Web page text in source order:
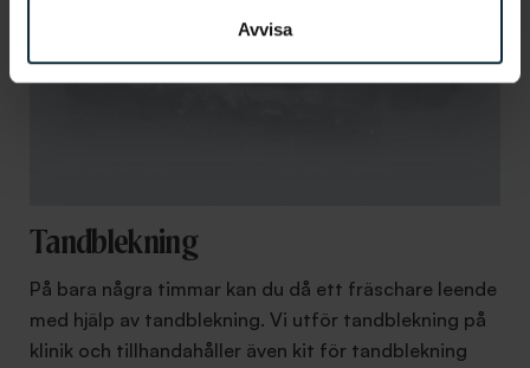
Avvisa
Tandblekning
På bara några timmar kan du då ett fräschare leende
med hjälp av tandblekning. Vi utför tandblekning på
klinik och tillhandahåller även kit för tandblekning